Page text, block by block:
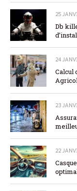
25
Db
24
Calcul
23
22